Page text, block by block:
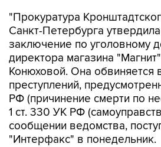
"Прокуратура
Санкт-Петербурга
заключение по уголовному
директора магазина
Конюховой. Она обвиняется
преступлений,
РФ (причинение смерти по
1 ст. 330 УК РФ
сообщении ведомства,
"Интерфакс" в понедельник.